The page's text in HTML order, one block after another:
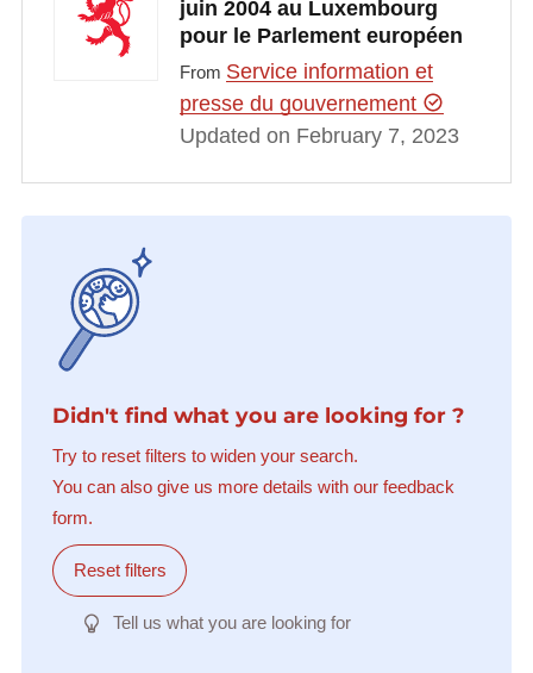
juin 2004 au Luxembourg
pour le Parlement européen
From Service information et
presse du gouvernement
Updated on February 7, 2023
Didn't find what you are looking for ?
Try to reset filters to widen your search.
You can also give us more details with our feedback
form.
Reset filters
Tell us what you are looking for